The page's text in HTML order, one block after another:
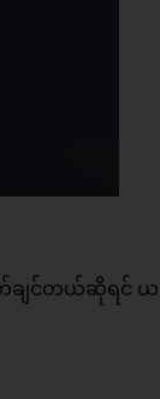
က်ချင်တယ်ဆိုရင်